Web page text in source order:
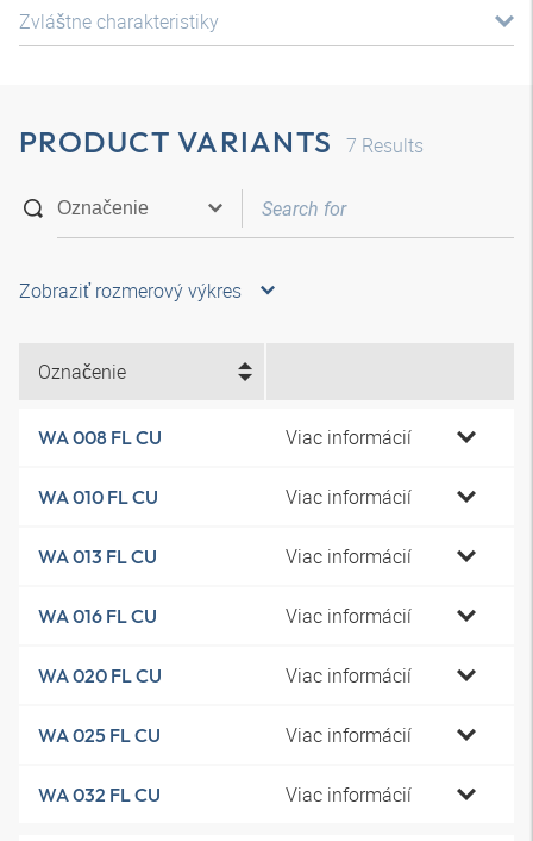
Zvláštne charakteristiky
PRODUCT VARIANTS 7 Results
Zobraziť rozmerový výkres
Označenie
WA 008 FL CU Viac informácií
WA 010 FL CU Viac informácií
WA 013 FL CU Viac informácií
WA 016 FL CU Viac informácií
WA 020 FL CU Viac informácií
WA 025 FL CU Viac informácií
WA 032 FL CU Viac informácií